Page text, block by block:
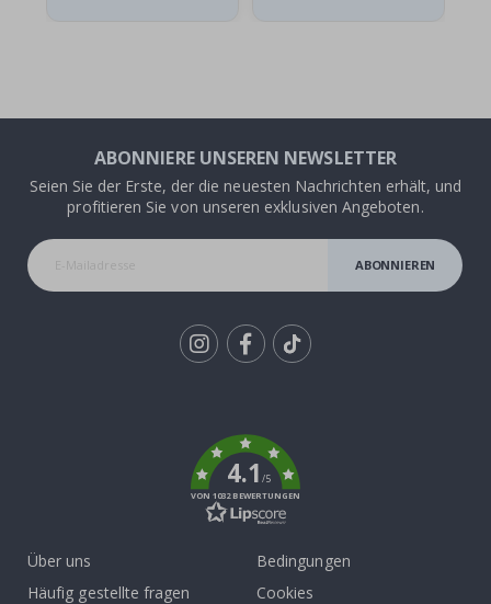
ABONNIERE UNSEREN NEWSLETTER
Seien Sie der Erste, der die neuesten Nachrichten erhält, und
profitieren Sie von unseren exklusiven Angeboten.
ABONNIEREN
4.1/5
VON 1032 BEWERTUNGEN
Über uns
Häufig gestellte fragen
Bedingungen
Cookies